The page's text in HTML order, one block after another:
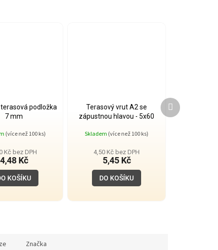
podložka
7 mm
(více než 100 ks)
Kč bez DPH
4,48 Kč
KOŠÍKU
Terasový vrut A2 se
zápustnou hlavou - 5x60
Skladem (více než 100 ks)
4,50 Kč bez DPH
5,45 Kč
DO KOŠÍKU
Další
produkt
Značka